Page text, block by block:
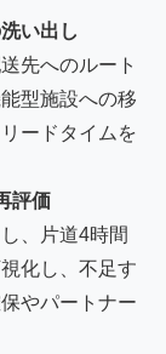
い出し
先へのルート
型施設への移
ードタイムを
評価
、片道4時間
化し、不足す
やパートナー